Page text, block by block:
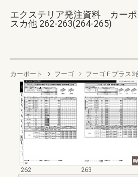
エクステリア発注資料 カーポ
スカ他 262-263(264-265)
カーポート フーゴ フーゴ F プラス3
262
263